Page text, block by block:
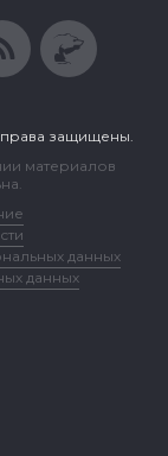
права защищены.
материалов
данных
данных